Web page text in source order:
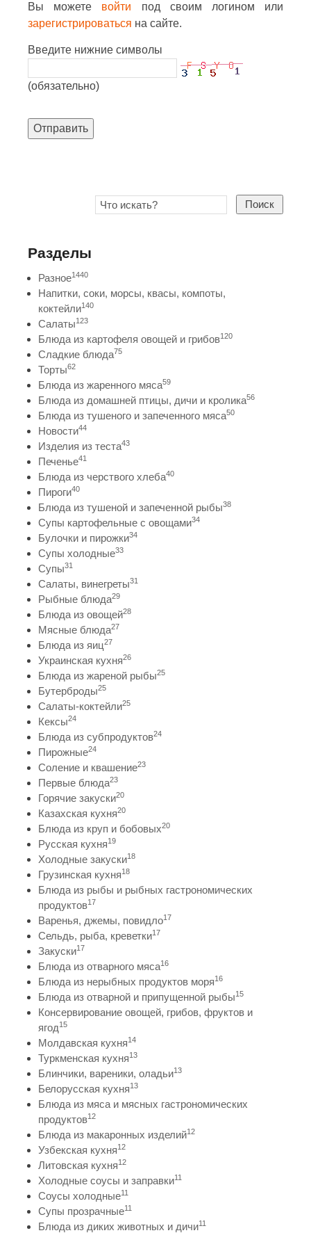
Вы можете войти под своим логином или
зарегистрироваться на сайте.
Введите нижние символы
(обязательно)
Отправить
Поиск
Разделы
Разное1440
Напитки, соки, морсы, квасы, компоты,
коктейли140
Салаты123
Блюда из картофеля овощей и грибов120
Сладкие блюда75
Торты62
Блюда из жаренного мяса59
Блюда из домашней птицы, дичи и кролика56
Блюда из тушеного и запеченного мяса50
Новости44
Изделия из теста43
Печенье41
Блюда из черствого хлеба40
Пироги40
Блюда из тушеной и запеченной рыбы38
Супы картофельные с овощами34
Булочки и пирожки34
Супы холодные33
Супы31
Салаты, винегреты31
Рыбные блюда29
Блюда из овощей28
Мясные блюда27
Блюда из яиц27
Украинская кухня26
Блюда из жареной рыбы25
Бутерброды25
Салаты-коктейли25
Кексы24
Блюда из субпродуктов24
Пирожные24
Соление и квашение23
Первые блюда23
Горячие закуски20
Казахская кухня20
Блюда из круп и бобовых20
Русская кухня19
Холодные закуски18
Грузинская кухня18
Блюда из рыбы и рыбных гастрономических
продуктов17
Варенья, джемы, повидло17
Сельдь, рыба, креветки17
Закуски17
Блюда из отварного мяса16
Блюда из нерыбных продуктов моря16
Блюда из отварной и припущенной рыбы15
Консервирование овощей, грибов, фруктов и
ягод15
Молдавская кухня14
Туркменская кухня13
Блинчики, вареники, оладьи13
Белорусская кухня13
Блюда из мяса и мясных гастрономических
продуктов12
Блюда из макаронных изделий12
Узбекская кухня12
Литовская кухня12
Холодные соусы и заправки11
Соусы холодные11
Супы прозрачные11
Блюда из диких животных и дичи11